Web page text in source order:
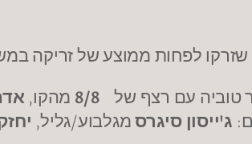
שזרקו לפחות ממוצע של זריקה
טוביה עם רצף של 8/8 מהקו,
ג'ייסון סיגרסמגלבוע/גליל,